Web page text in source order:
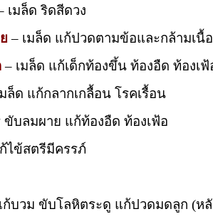
เมล็ด ริดสีดวง
– เมล็ด แก้ปวดตามข้อและกล้ามเนื้
– เมล็ด แก้เด็กท้องขึ้น ท้องอืด ท้องเ
ล็ด แก้กลากเกลื้อน โรคเรื้อน
บลมผาย แก้ท้องอืด ท้องเฟ้อ
ไข้สตรีมีครรภ์
บวม ขับโลหิตระดู แก้ปวดมดลูก (ห